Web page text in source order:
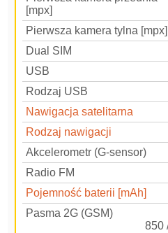
[mpx]
Pierwsza kamera tylna [mpx]
Dual SIM
USB
Rodzaj USB
Nawigacja satelitarna
Rodzaj nawigacji
Akcelerometr (G-sensor)
Radio FM
Pojemność baterii [mAh]
Pasma 2G (GSM)
850